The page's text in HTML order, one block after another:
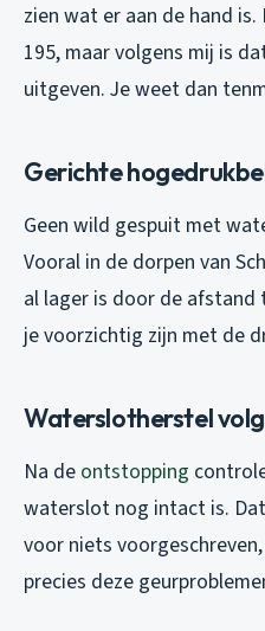
zien wat er aan de hand
195, maar volgens mij is
uitgeven. Je weet dan
Gerichte
Geen wild gespuit met
Vooral in de dorpen van
al lager is door de
je voorzichtig zijn met de
Waterslotherstel
Na de ontstopping
waterslot nog intact is.
voor niets
precies deze